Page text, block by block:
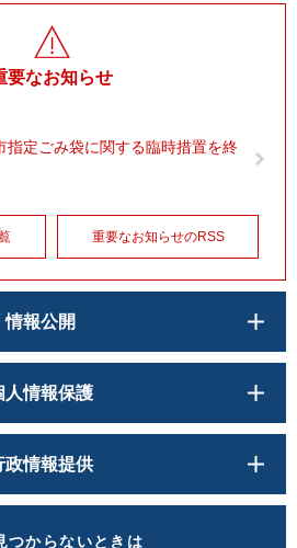
要なお知らせ
指定ごみ袋に関する臨時措置を終
重要なお知らせのRSS
情報公開
人情報保護
政情報提供
つからないときは